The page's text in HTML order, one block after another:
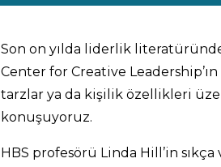
Son on yılda liderlik
Center for Creative
tarzlar ya da kişilik özellikleri
konuşuyoruz.
HBS profesörü Linda Hill’in